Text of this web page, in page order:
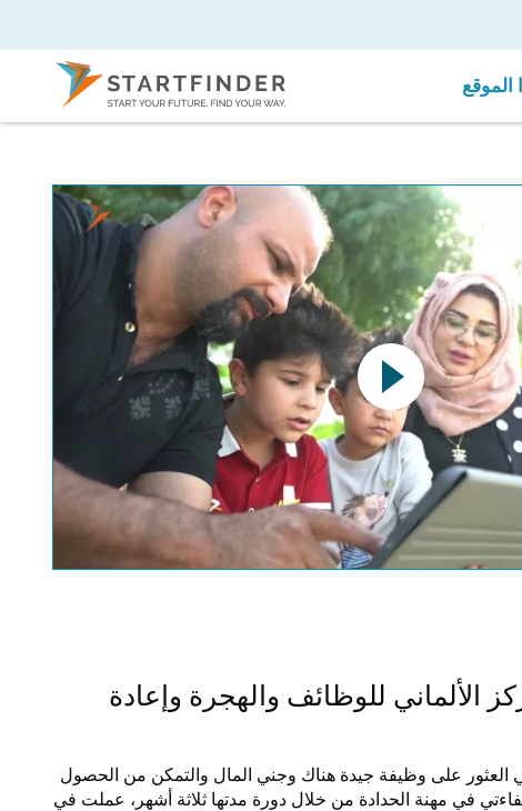
This link opens a YouTube
note the data protection
for this site.
الألماني للوظائف والهجرة وإعادة
على وظيفة جيدة هناك وجني المال والتمكن من الحصول
في مهنة الحدادة من خلال دورة مدتها ثلاثة أشهر، عملت في